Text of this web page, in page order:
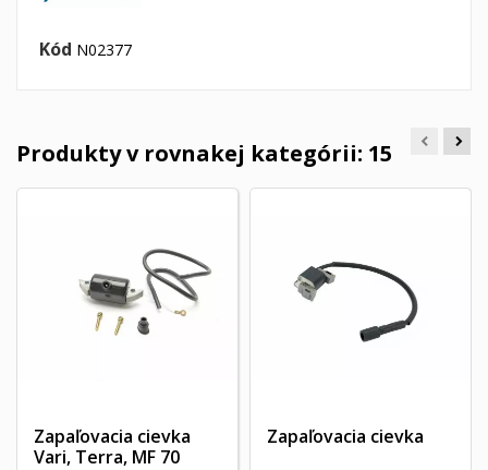
Kód N02377
Produkty v rovnakej kategórii: 15
Zapaľovacia cievka
Vari, Terra, MF 70
Zapaľovacia cievka